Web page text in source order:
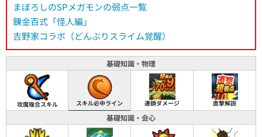
まぼろしのSPメガモンの弱点一覧
錬金百式「怪人編」
吉野家コラボ（どんぶりスライム覚醒）
基礎知識・物理
攻魔複合スキル スキル必中ライン 連鎖ダメージ 直撃解説
基礎知識・会心